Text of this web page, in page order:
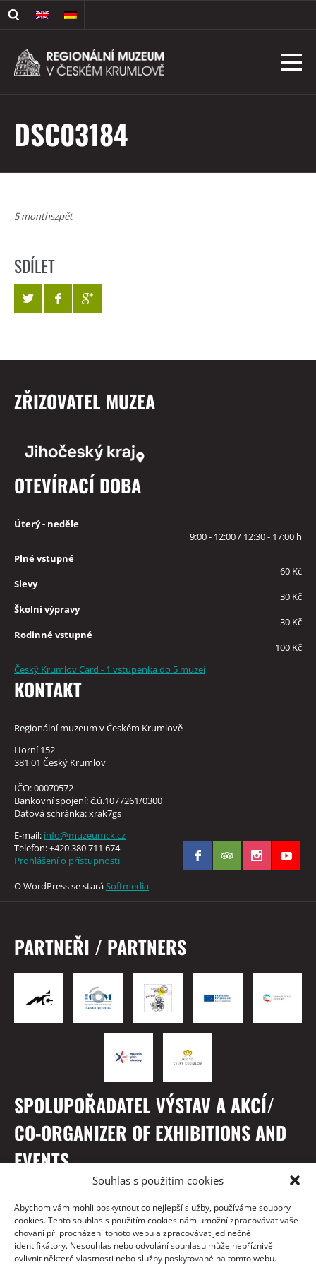
Souhlas s použitím cookies
Abychom vám mohli poskytnout co nejlepší služby, používáme soubory
cookies. Tento souhlas s použitím cookies nám umožní zpracovávat vaše
chování při procházení tohoto webu a zpracovávat jedinečné
identifikátory. Nesouhlas nebo odvolání souhlasu může nepříznivě
ovlivnit některé vlastnosti nebo služby poskytované na tomto webu.
DSC03184
5 monthszpět
SDÍLET
ZŘIZOVATEL MUZEA
OTEVÍRACÍ DOBA
Úterý - neděle
9:00 - 12:00 / 12:30 - 17:00 h
Plné vstupné
60 Kč
Slevy
30 Kč
Školní výpravy
30 Kč
Rodinné vstupné
100 Kč
Český Krumlov Card - 1 vstupenka do 5 muzeí
KONTAKT
Regionální muzeum v Českém Krumlově
Horní 152
381 01 Český Krumlov
IČO: 00070572
Bankovní spojení: č.ú.1077261/0300
Datová schránka: xrak7gs
E-mail: info@muzeumck.cz
Telefon: +420 380 711 674
Prohlášení o přístupnosti
O WordPress se staráSoftmedia
PARTNEŘI / PARTNERS
SPOLUPOŘADATEL VÝSTAV A AKCÍ/
CO-ORGANIZER OF EXHIBITIONS AND
EVENTS